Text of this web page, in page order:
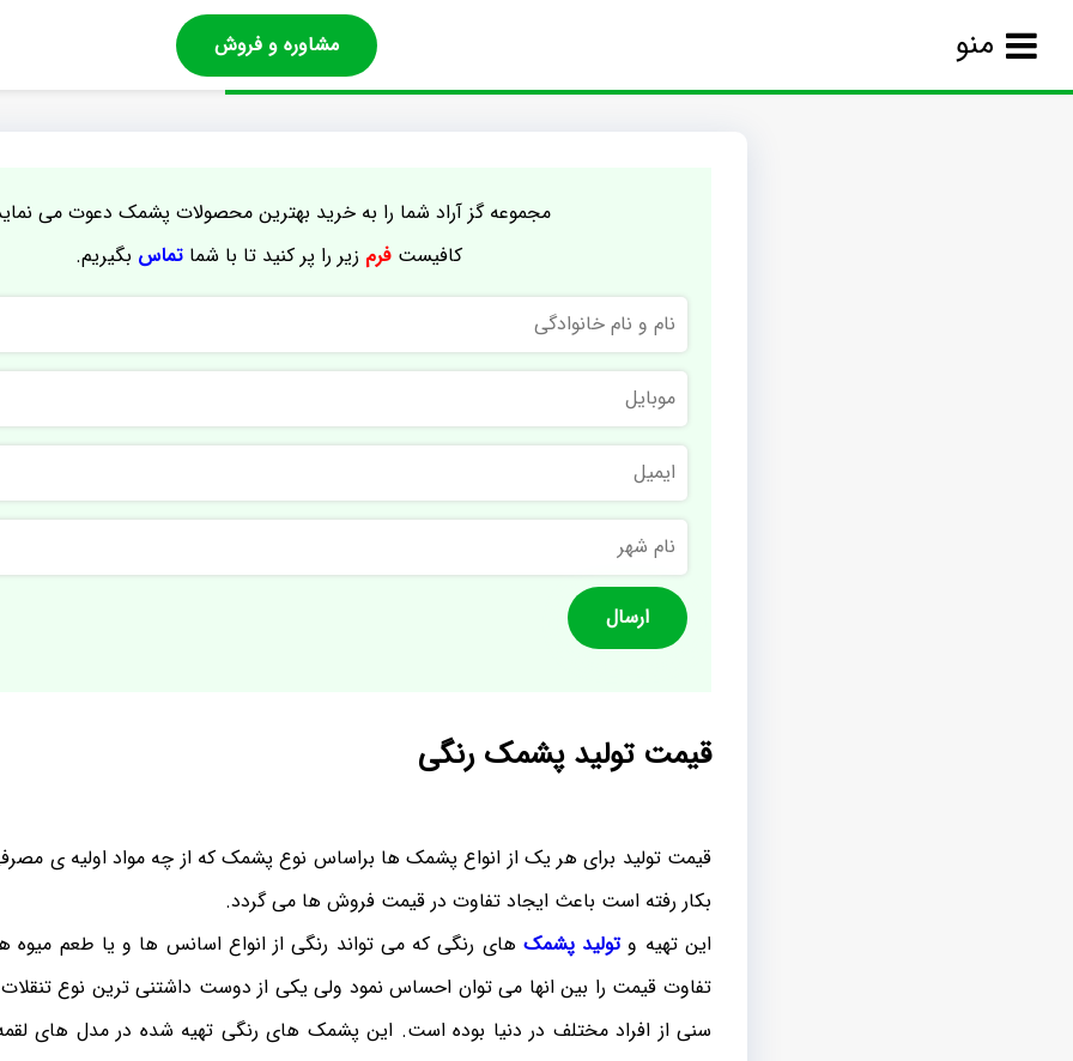
منو مشاوره و فروش
مجموعه گز آراد شما را به خرید بهترین محصولات پشمک دعوت می
کافیستفرم زیر را پر کنید تا با شماتماس بگیریم.
و
نام
خانوادگی
موبایل
ایمیل
نام
شهر
قیمت تولید پشمک رنگی
قیمت تولید برای هر یک از انواع پشمک ها براساس نوع پشمک که از چه مواد اولیه ی
بکار رفته است باعث ایجاد تفاوت در قیمت فروش ها می گردد.
این تهیه وتولید پشمک های رنگی که می تواند رنگی از انواع اسانس ها و یا طعم میوه
تفاوت قیمت را بین انها می توان احساس نمود ولی یکی از دوست داشتنی ترین نوع
سنی از افراد مختلف در دنیا بوده است. این پشمک های رنگی تهیه شده در مدل های لقمه